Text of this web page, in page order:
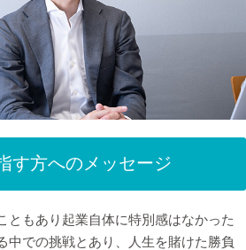
す方へのメッセージ
ともあり起業自体に特別感はなかった
中での挑戦とあり、人生を賭けた勝負